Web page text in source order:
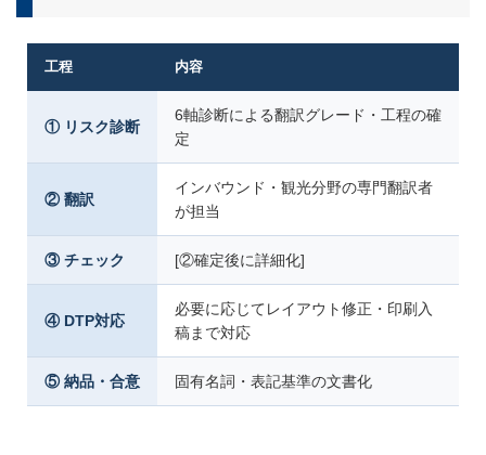
工程 内容
① リスク診断
6軸診断による翻訳グレード・工程の確
定
② 翻訳
インバウンド・観光分野の専門翻訳者
が担当
③ チェック [②確定後に詳細化]
④ DTP対応
必要に応じてレイアウト修正・印刷入
稿まで対応
⑤ 納品・合意 固有名詞・表記基準の文書化